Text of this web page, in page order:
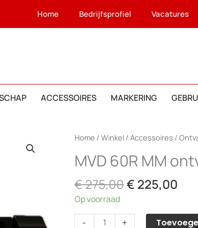
Home Bedrijfsprofiel Vacatures
ACCESSOIRES MARKERING
Home / Winkel/ Accessoires /
MVD 60R MM
€275,00
€ 275,00.
€ 225,00
€
Op voorraad
- +